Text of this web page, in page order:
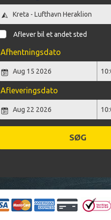
Aflever bil et andet sted
Afhentningsdato
Afleveringsdato
SØG